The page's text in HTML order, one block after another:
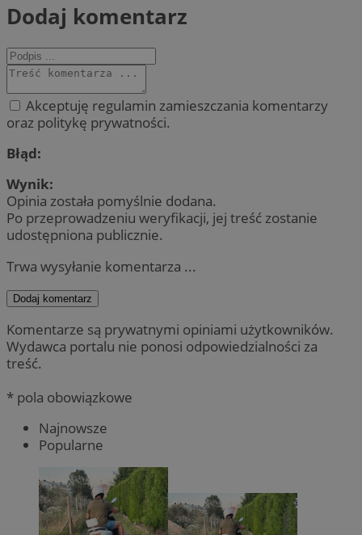
Dodaj komentarz
Akceptuję regulamin zamieszczania komentarzy
oraz politykę prywatności.
Błąd:
Wynik:
Opinia została pomyślnie dodana.
Po przeprowadzeniu weryfikacji, jej treść zostanie
udostępniona publicznie.
Trwa wysyłanie komentarza ...
Dodaj komentarz
Komentarze są prywatnymi opiniami użytkowników.
Wydawca portalu nie ponosi odpowiedzialności za
treść.
* pola obowiązkowe
Najnowsze
Popularne